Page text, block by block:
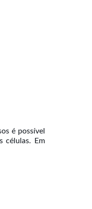
é possível
células. Em